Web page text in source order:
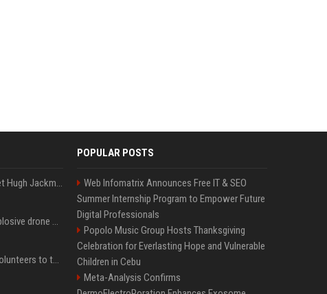
POPULAR POSTS
Web Infomatrix Announces Free IT & SEO
Summer Internship Program to Empower Future
Digital Professionals
Popolo Music Group Hosts Thanksgiving
Celebration for Everlasting Hope and Vulnerable
Children in Cebu
Meta-Analysis Confirms